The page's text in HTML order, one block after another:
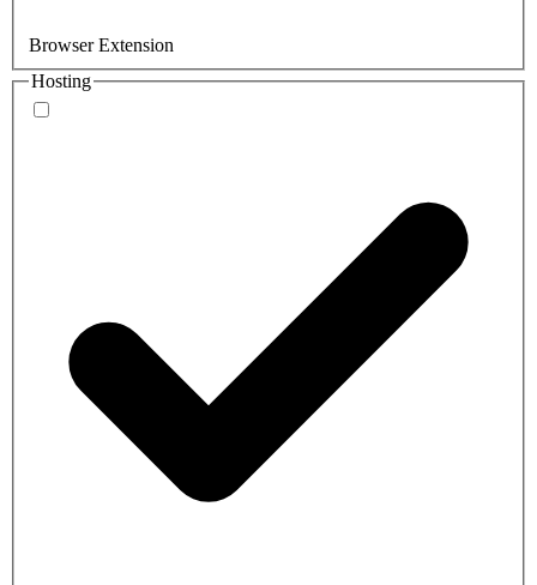
Browser Extension
Hosting